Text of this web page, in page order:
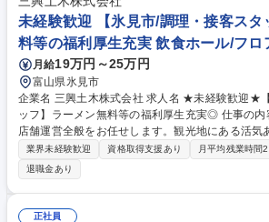
未経験歓迎 【氷見市/調理・接客スタ
料等の福利厚生充実 飲食ホール/フロ
月給19万円～25万円
富山県氷見市
企業名 三興土木株式会社 求人名 ★未経験歓迎★【氷見市/調理・接客スタ
ッフ】ラーメン無料等の福利厚生充実◎ 仕事の内容 「麺屋いく蔵」にて
店舗運営全般をお任せします。観光地にある活気
安心してスタートできます。【業務内容の変更範
≪詳細≫ ■お客様への対面での接客、配膳、下膳 ■
り付け、食器洗浄 ■店内の清掃、衛生管理 ■毎日
在庫管理および発注業務 など。 食券券売機を導
レジ作業はありません。お客様とのコミュニケー
業界未経験歓迎 資格取得支援あり 月平均残業時間
退職金あり
正社員